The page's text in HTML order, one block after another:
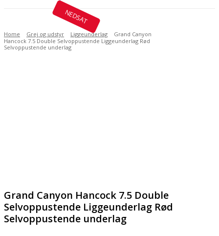
Home Grej og udstyr Liggeunderlag
Grand Canyon
Hancock 7.5 Double Selvoppustende Liggeunderlag Rød
Selvoppustende underlag
NEDSAT
Grand Canyon Hancock 7.5 Double
Selvoppustende Liggeunderlag Rød
Selvoppustende underlag